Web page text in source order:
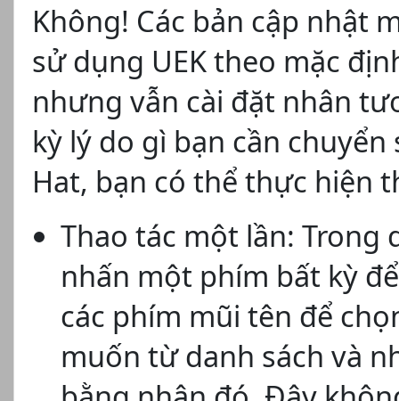
Không! Các bản cập nhật
sử dụng UEK theo mặc
nhưng vẫn cài đặt nhân
kỳ lý do gì bạn cần
Hat, bạn có thể thực hiện
Thao tác một lần:
nhấn một phím bất kỳ
các phím mũi tên để
muốn từ danh sách và